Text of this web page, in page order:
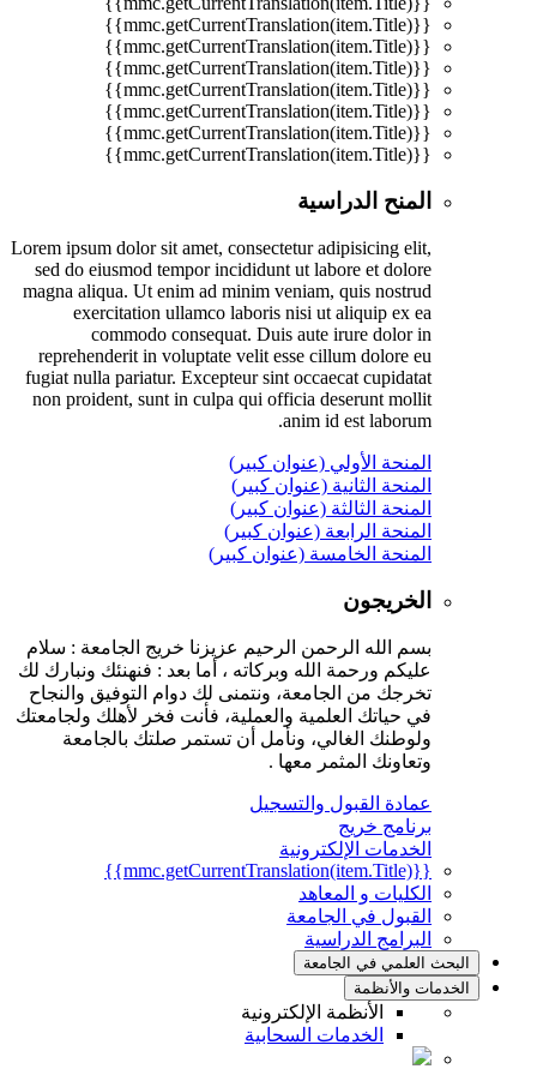
{{mmc.getCurrentTranslation(item.Title)}}
{{mmc.getCurrentTranslation(item.Title)}}
{{mmc.getCurrentTranslation(item.Title)}}
{{mmc.getCurrentTranslation(item.Title)}}
{{mmc.getCurrentTranslation(item.Title)}}
{{mmc.getCurrentTranslation(item.Title)}}
{{mmc.getCurrentTranslation(item.Title)}}
المنح الدراسية
Lorem ipsum dolor sit amet, consectetur adipisicing elit,
sed do eiusmod tempor incididunt ut labore et dolore
magna aliqua. Ut enim ad minim veniam, quis nostrud
exercitation ullamco laboris nisi ut aliquip ex ea
commodo consequat. Duis aute irure dolor in
reprehenderit in voluptate velit esse cillum dolore eu
fugiat nulla pariatur. Excepteur sint occaecat cupidatat
non proident, sunt in culpa qui officia deserunt mollit
anim id est laborum.
المنحة الأولي (عنوان كبير)
المنحة الثانية (عنوان كبير)
المنحة الثالثة (عنوان كبير)
المنحة الرابعة (عنوان كبير)
المنحة الخامسة (عنوان كبير)
الخريجون
بسم الله الرحمن الرحيم عزيزنا خريج الجامعة : سلام
عليكم ورحمة الله وبركاته ، أما بعد : فنهنئك ونبارك لك
تخرجك من الجامعة، ونتمنى لك دوام التوفيق والنجاح
في حياتك العلمية والعملية، فأنت فخر لأهلك ولجامعتك
ولوطنك الغالي، ونأمل أن تستمر صلتك بالجامعة
وتعاونك المثمر معها .
عمادة القبول والتسجيل
برنامج خريج
الخدمات الإلكترونية
{{mmc.getCurrentTranslation(item.Title)}}
الكليات و المعاهد
القبول في الجامعة
البرامج الدراسية
البحث العلمي في الجامعة
الخدمات والأنظمة
الأنظمة الإلكترونية
الخدمات السحابية